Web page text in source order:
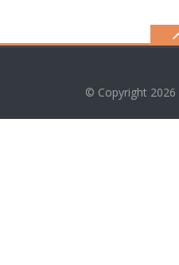
© Copyright 2026